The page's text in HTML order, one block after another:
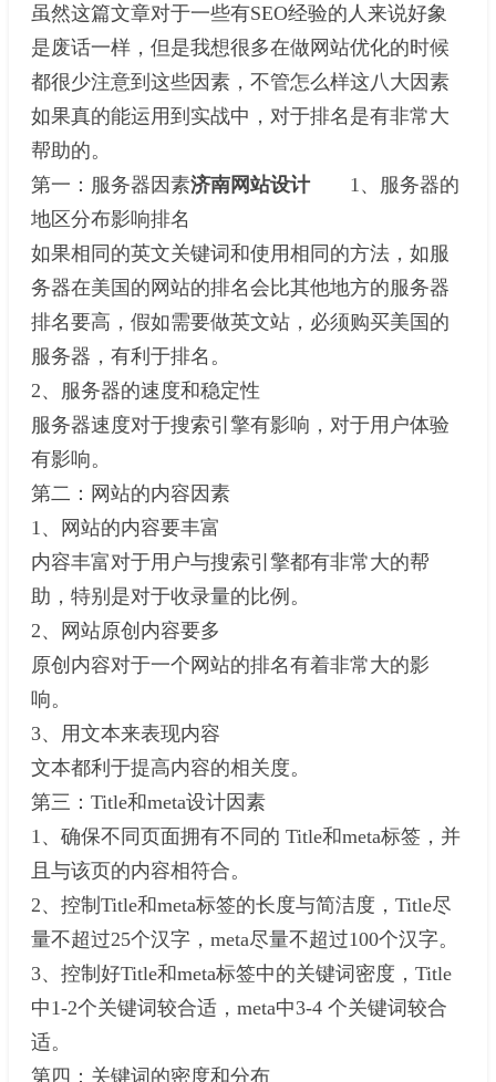
虽然这篇文章对于一些有SEO经验的人来说好象
是废话一样，但是我想很多在做网站优化的时候
都很少注意到这些因素，不管怎么样这八大因素
如果真的能运用到实战中，对于排名是有非常大
帮助的。
第一：服务器因素济南网站设计1、服务器的
地区分布影响排名
如果相同的英文关键词和使用相同的方法，如服
务器在美国的网站的排名会比其他地方的服务器
排名要高，假如需要做英文站，必须购买美国的
服务器，有利于排名。
2、服务器的速度和稳定性
服务器速度对于搜索引擎有影响，对于用户体验
有影响。
第二：网站的内容因素
1、网站的内容要丰富
内容丰富对于用户与搜索引擎都有非常大的帮
助，特别是对于收录量的比例。
2、网站原创内容要多
原创内容对于一个网站的排名有着非常大的影
响。
3、用文本来表现内容
文本都利于提高内容的相关度。
第三：Title和meta设计因素
1、确保不同页面拥有不同的 Title和meta标签，并
且与该页的内容相符合。
2、控制Title和meta标签的长度与简洁度，Title尽
量不超过25个汉字，meta尽量不超过100个汉字。
3、控制好Title和meta标签中的关键词密度，Title
中1-2个关键词较合适，meta中3-4 个关键词较合
适。
第四：关键词的密度和分布